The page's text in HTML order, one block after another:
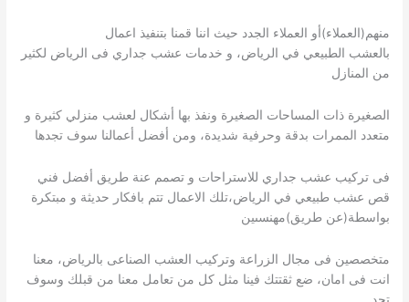
منهم(العملاء)أو العملاء الجدد حيث اننا قمنا بتنفيذ اعمال
بالعشب الطبيعي في الرياض، و خدمات عشب جداري فى الرياض لكثير
من المنازل
الصغيرة ذات المساحات الصغيرة ونفذ بها أشكال لعشب منزلي كثيرة و
متعدد الممرات بدقة وحرفية شديدة، ومن أفضل أعمالنا سوف تجدها
فى تركيب عشب جداري للاستراحات و تصمم عنة طريق أفضل فني
قص عشب طبيعي في الرياض،تلك الاعمال تتم بافكار حديثة و مبتكرة
بواسطة(عن طريق)مهنسىين
متخصصين فى مجال الزراعة وتركيب العشب الصناعى بالرياض، معنا
انت فى امان، ضع ثقتتك فينا مثل كل من تعامل معنا من قبلك وسوف